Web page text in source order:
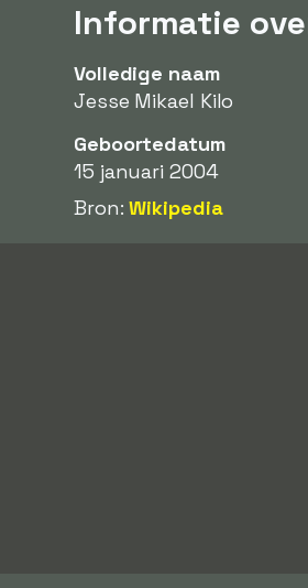
Informatie
Volledige naam
Jesse Mikael Kilo
Geboortedatum
15 januari 2004
Bron:Wikipedia